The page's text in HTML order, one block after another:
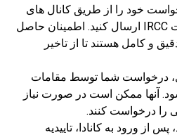
خود را از طریق کانال های
تعیین شده در وب سایت IRCC ارسال کنید. اطمینان حاصل
و کامل هستند تا از تاخیر
درخواست شما توسط مقامات
آنها ممکن است در صورت نیاز
را درخواست کنند.
از ورود به کانادا، تاییدیه